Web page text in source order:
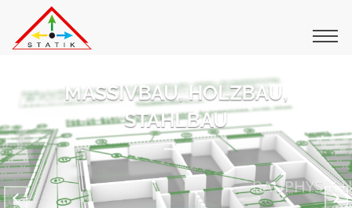
MASSIVBAU, HOLZBAU,
STAHLBAU
BAUPHYSIK UND KFW